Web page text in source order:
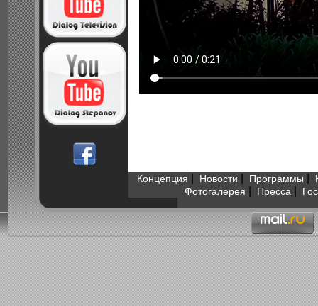
Концепция Новости Программы
Фотогалерея
Пресса